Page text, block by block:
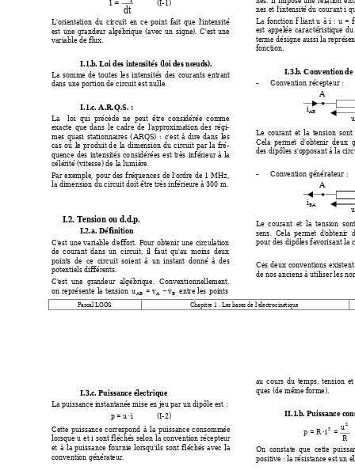
Pascal LOOS Chapitre 1 : Les bases de l'électrocinétique
t
d
           (I-1)
L'orientation du circuit en ce point fait que l'intensité
est une grandeur algébrique (avec un signe). C'est une
variable de flux.
I.1.b. Loi des intensités (loi des nœuds).
La somme de toutes les intensités des courants entrant
dans une portion de circuit est nulle.
I.1.c. A.R.Q.S. :
La    loi  qui  précède ne  peut  être  considérée  comme
exacte que dans le cadre de l'approximation des régi-
mes quasi stationnaires (ARQS) : c'est à dire dans les
cas où le produit de la dimension du circuit par la fré-
quence des intensités considérées est très inférieur à la
célérité (vitesse) de la lumière.
Par exemple, pour des fréquences de l'ordre de 1 MHz,
la dimension du circuit doit être très inférieure à 300 m.
I.2. Tension ou d.d.p.
I.2.a. Définition
C'est une variable d'effort. Pour obtenir une circulation
de  courant  dans un  circuit, il  faut qu'au moins deux
points  de  ce  circuit  soient à  un instant donné  à des
potentiels différents.
C'est une grandeur algébrique. Conventionnellement,
on représente la tension B
A
AB v
v
u −
= entre les points
nes et l'intensité du courant i
La fonction f liant u à i : u =
est appelée caractéristique
terme désigne aussi la re
fonction.
I.3.b. Convention
- Convention récepteur :
A
u
iAB
Le courant et la tension sont
Cela  permet  d'obtenir  deux
des dipôles s'opposant à la
-
Convention générateur :
A
u
iBA
Le  courant et la  tension
sens.  Cela  permet d'obtenir
pour des dipôles favorisant la
Ces deux conventions
de nos anciens à utiliser les
I.3.c. Puissance électrique
La puissance instantanée mise en jeu par un dipôle est :
i
u
p ⋅
=
           (I-2)
Cette puissance correspond à la puissance consommée
lorsque u et i sont fléchés selon la convention récepteur
et à la puissance fournie lorsqu'ils sont fléchés avec la
convention générateur.
au cours du temps, tension et
ques (de même forme).
II.1.b. Puissance co
R
u
i
R
p
2
2 =
⋅
=
On constate que  cette
positive : la résistance est un